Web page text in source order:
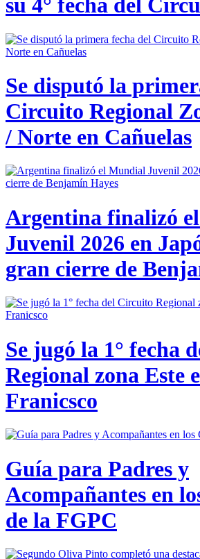
Se disputó la
Circuito Regional
/ Norte en Cañuelas
Argentina finalizó
Juvenil 2026 en
gran cierre de
Se jugó la 1° fecha
Regional zona Este
Franicsco
Guía para Padres y
Acompañantes en
de la FGPC